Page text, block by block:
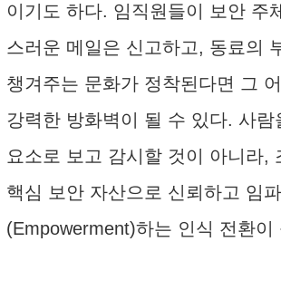
이기도 하다. 임직원들이 보안 주
스러운 메일은 신고하고, 동료의
챙겨주는 문화가 정착된다면 그
강력한 방화벽이 될 수 있다. 사람
요소로 보고 감시할 것이 아니라,
핵심 보안 자산으로 신뢰하고 임
(Empowerment)하는 인식 전환이